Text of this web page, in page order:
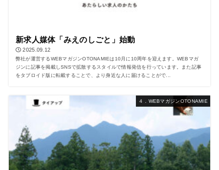
新求人媒体「みえのしごと」始動
2025.09.12
弊社が運営するWEBマガジンOTONAMIEは10月に10周年を迎えます。WEBマガ
ジンに記事を掲載しSNSで拡散するスタイルで情報発信を行っています。また記事
をタブロイド版に転載することで、より身近な人に届けることがで...
４．WEBマガジンOTONAMIE